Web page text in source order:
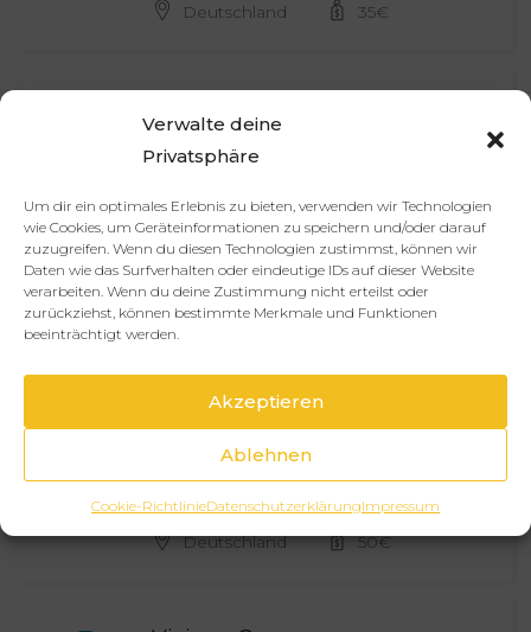
Verwalte deine
Privatsphäre
Um dir ein optimales Erlebnis zu bieten, verwenden wir Technologien
wie Cookies, um Geräteinformationen zu speichern und/oder darauf
zuzugreifen. Wenn du diesen Technologien zustimmst, können wir
Daten wie das Surfverhalten oder eindeutige IDs auf dieser Website
verarbeiten. Wenn du deine Zustimmung nicht erteilst oder
zurückziehst, können bestimmte Merkmale und Funktionen
beeinträchtigt werden.
Akzeptieren
Ablehnen
Cookie-RichtlinieDatenschutzerklärungImpressum
Deutschland
35€
(Freelance)
Hamburg, DE
Annika Uebel
Nina Schyschka
Expertin für Personalthemen, Recruiting
und Eventmanagement
Deutschland
50€